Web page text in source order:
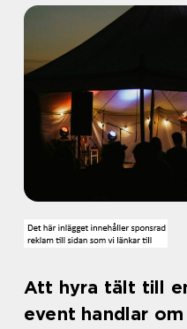
Att hyra tält till
event handlar